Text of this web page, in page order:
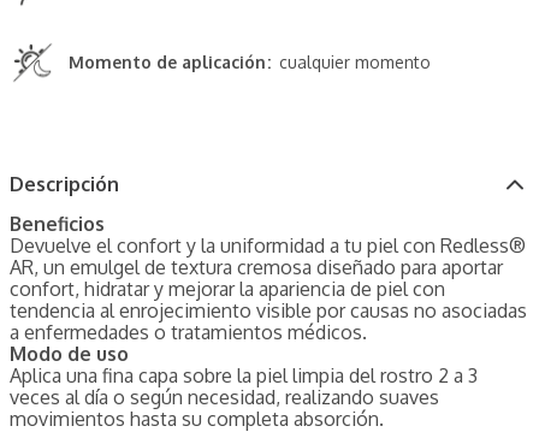
Momento de aplicación cualquier momento
Descripción
Beneficios
Devuelve el confort y la uniformidad a tu piel con Redless®
AR, un emulgel de textura cremosa diseñado para aportar
confort, hidratar y mejorar la apariencia de piel con
tendencia al enrojecimiento visible por causas no asociadas
a enfermedades o tratamientos médicos.
Modo de uso
Aplica una fina capa sobre la piel limpia del rostro 2 a 3
veces al día o según necesidad, realizando suaves
movimientos hasta su completa absorción.